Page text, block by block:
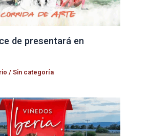
de presentará en
/Sin categoría